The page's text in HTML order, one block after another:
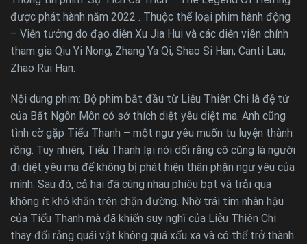
được phát hành năm 2022 . Thuộc thể loại phim hành động
– Viễn tưởng do đạo diễn Xu Jia Hui và các diễn viên chính
tham gia Qiu Yi Nong, Zhang Ya Qi, Shao Si Han, Canti Lau,
Zhao Rui Han.
Nội dung phim: Bộ phim bắt đầu từ Liễu Thiên Chi là đệ tử
của Bất Ngôn Môn có sở thích diệt yêu diệt ma. Anh cũng
tình cờ gặp Tiểu Thanh – một ngư yêu muốn tu luyện thành
rồng. Tuy nhiên, Tiểu Thanh lại nói dối rằng cô cũng là người
đi diệt yêu ma để không bị phát hiện thân phận ngư yêu của
mình. Sau đó, cả hai đã cùng nhau phiêu bạt và trải qua
không ít khó khăn trên chặn đường. Nhờ trái tim nhân hậu
của Tiểu Thanh mà đã khiến suy nghĩ của Liễu Thiên Chi
thay đổi rằng quái vật không quá xấu xa và có thể trở thành